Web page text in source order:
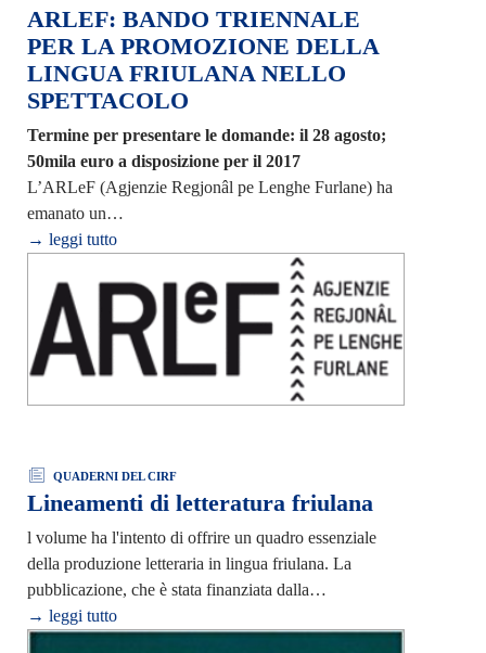
ARLEF: BANDO TRIENNALE
PER LA PROMOZIONE DELLA
LINGUA FRIULANA NELLO
SPETTACOLO
Termine per presentare le domande: il 28 agosto;
50mila euro a disposizione per il 2017
L’ARLeF (Agjenzie Regjonâl pe Lenghe Furlane) ha
emanato un…
→ leggi tutto
QUADERNI DEL CIRF
Lineamenti di letteratura friulana
l volume ha l'intento di offrire un quadro essenziale
della produzione letteraria in lingua friulana. La
pubblicazione, che è stata finanziata dalla…
→ leggi tutto